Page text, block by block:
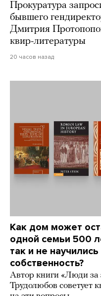
Прокуратура
бывшего
Дмитрия
квир-литературы
20 часов назад
Как дом может
одной семьи 500
так и не
собственность?
Автор книги «Люди
Трудолюбов советует